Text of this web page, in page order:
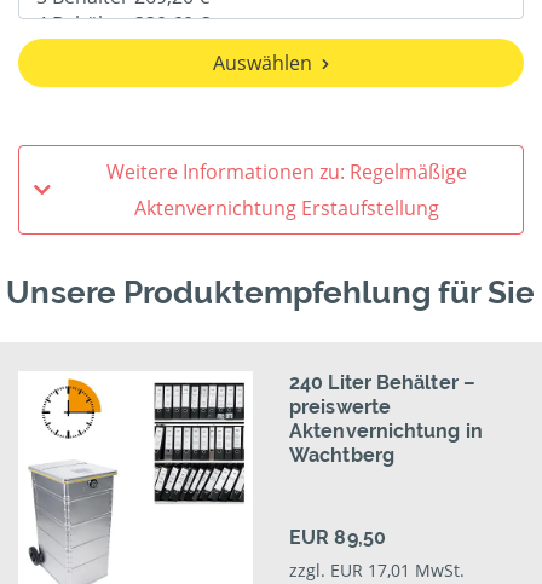
Auswählen
Weitere Informationen zu: Regelmäßige
Aktenvernichtung Erstaufstellung
Unsere Produktempfehlung für Sie
240 Liter Behälter –
preiswerte
Aktenvernichtung in
Wachtberg
EUR 89,50
zzgl. EUR 17,01 MwSt.